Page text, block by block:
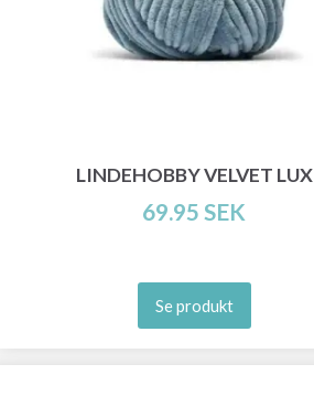
LINDEHOBBY VELVET LUX
69.95 SEK
Se produkt